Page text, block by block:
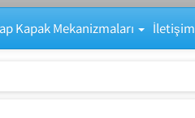
Kapak Mekanizmaları İletişim